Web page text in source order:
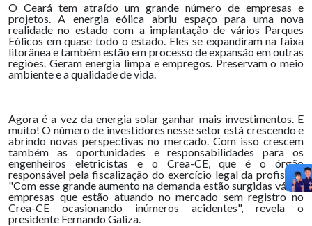
O Ceará tem atraído um grande número de empresas e
projetos. A energia eólica abriu espaço para uma nova
realidade no estado com a implantação de vários Parques
Eólicos em quase todo o estado. Eles se expandiram na faixa
litorânea e também estão em processo de expansão em outras
regiões. Geram energia limpa e empregos. Preservam o meio
ambiente e a qualidade de vida.
Agora é a vez da energia solar ganhar mais investimentos. E
muito! O número de investidores nesse setor está crescendo e
abrindo novas perspectivas no mercado. Com isso crescem
também as oportunidades e responsabilidades para os
engenheiros eletricistas e o Crea-CE, que é o órgão
responsável pela fiscalização do exercício legal da profissão.
"Com esse grande aumento na demanda estão surgidas várias
empresas que estão atuando no mercado sem registro no
Crea-CE ocasionando inúmeros acidentes", revela o
presidente Fernando Galiza.